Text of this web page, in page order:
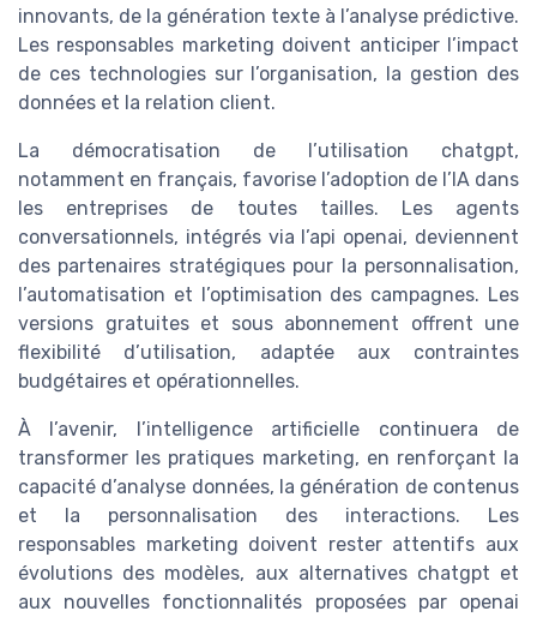
innovants, de la génération texte à l’analyse prédictive.
Les responsables marketing doivent anticiper l’impact
de ces technologies sur l’organisation, la gestion des
données et la relation client.
La démocratisation de l’utilisation chatgpt,
notamment en français, favorise l’adoption de l’IA dans
les entreprises de toutes tailles. Les agents
conversationnels, intégrés via l’api openai, deviennent
des partenaires stratégiques pour la personnalisation,
l’automatisation et l’optimisation des campagnes. Les
versions gratuites et sous abonnement offrent une
flexibilité d’utilisation, adaptée aux contraintes
budgétaires et opérationnelles.
À l’avenir, l’intelligence artificielle continuera de
transformer les pratiques marketing, en renforçant la
capacité d’analyse données, la génération de contenus
et la personnalisation des interactions. Les
responsables marketing doivent rester attentifs aux
évolutions des modèles, aux alternatives chatgpt et
aux nouvelles fonctionnalités proposées par openai